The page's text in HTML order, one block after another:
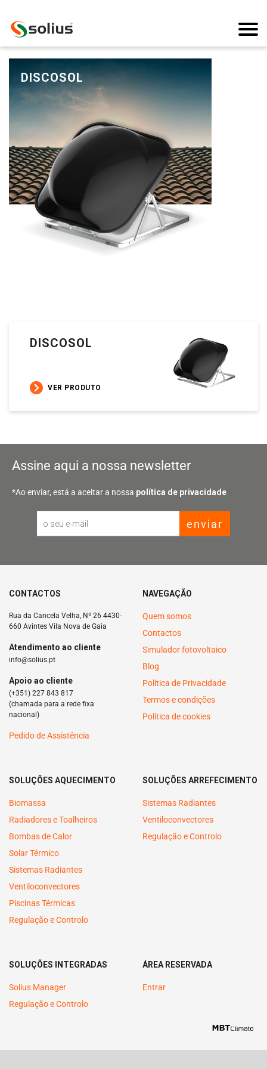
DISCOSOL
DISCOSOL
VER PRODUTO
Assine aqui a nossa newsletter
*Ao enviar, está a aceitar a nossa política de privacidade
enviar
CONTACTOS
Rua da Cancela Velha, Nº 26 4430-
660 Avintes Vila Nova de Gaia
Atendimento ao cliente
info@solius.pt
Apoio ao cliente
(+351) 227 843 817
(chamada para a rede fixa
nacional)
Pedido de Assistência
NAVEGAÇÃO
Quem somos
Contactos
Simulador fotovoltaico
Blog
Politica de Privacidade
Termos e condições
Política de cookies
SOLUÇÕES AQUECIMENTO
Biomassa
Radiadores e Toalheiros
Bombas de Calor
Solar Térmico
Sistemas Radiantes
Ventiloconvectores
Piscinas Térmicas
Regulação e Controlo
SOLUÇÕES ARREFECIMENTO
Sistemas Radiantes
Ventiloconvectores
Regulação e Controlo
SOLUÇÕES INTEGRADAS
Solius Manager
Regulação e Controlo
ÁREA RESERVADA
Entrar